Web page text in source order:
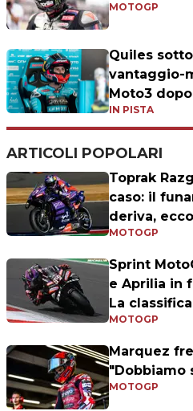
MOTOGP
Quiles
vantaggio-
Moto3
IN PISTA
ARTICOLI POPOLARI
Toprak
caso: il
deriva,
MOTOGP
Sprint
e Aprilia in
La
MOTOGP
Marquez
"Dobbiamo
MOTOGP